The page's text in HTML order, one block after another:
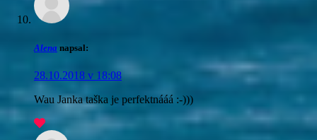
Alena napsal:
28.10.2018 v 18:08
Wau Janka taška je perfektnááá :-)))